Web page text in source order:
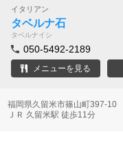
イタリアン
タベルナ石
タベルナイシ
050-5492-2189
メニューを見る
福岡県久留米市篠山町397-10
ＪＲ 久留米駅 徒歩11分